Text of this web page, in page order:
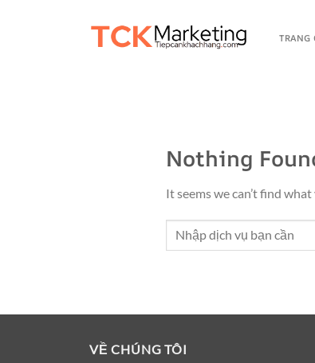
TRANG
Nothing
It seems we can’t find
VỀ CHÚNG TÔI